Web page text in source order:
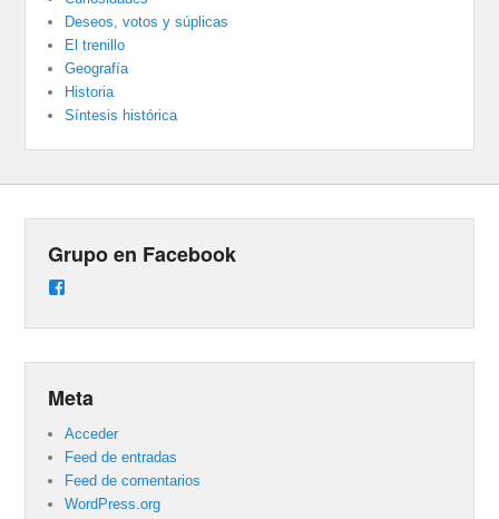
Deseos, votos y súplicas
El trenillo
Geografía
Historia
Síntesis histórica
Grupo en Facebook
en
Meta
Acceder
Feed de entradas
Feed de comentarios
WordPress.org